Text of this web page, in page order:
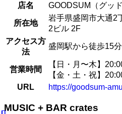
店名 GOODSUM（グッド
所在地
岩手県盛岡市大通2
2ビル 2F
アクセス方
法
盛岡駅から徒歩15分
営業時間
【日・月〜木】
【金・土・祝】
URL
https://goodsum-
MUSIC + BAR crates